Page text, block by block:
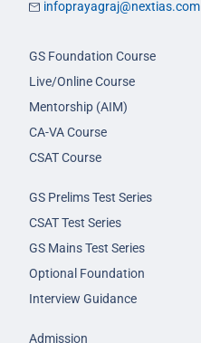
infoprayagraj@nextias.com
GS Foundation Course
Live/Online Course
Mentorship (AIM)
CA-VA Course
CSAT Course
GS Prelims Test Series
CSAT Test Series
GS Mains Test Series
Optional Foundation
Interview Guidance
Admission